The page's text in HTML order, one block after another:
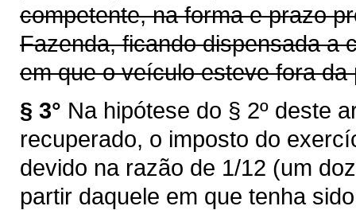
competente, na forma e prazo
Fazenda, ficando dispensada a
em que o veículo esteve fora
§ 3° Na hipótese do § 2º deste
recuperado, o imposto do
devido na razão de 1/12 (um
partir daquele em que tenha